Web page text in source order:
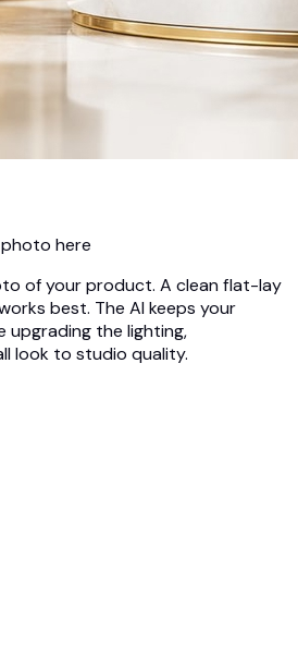
here
of your product. A clean flat-lay
best. The AI keeps your
the lighting,
look to studio quality.